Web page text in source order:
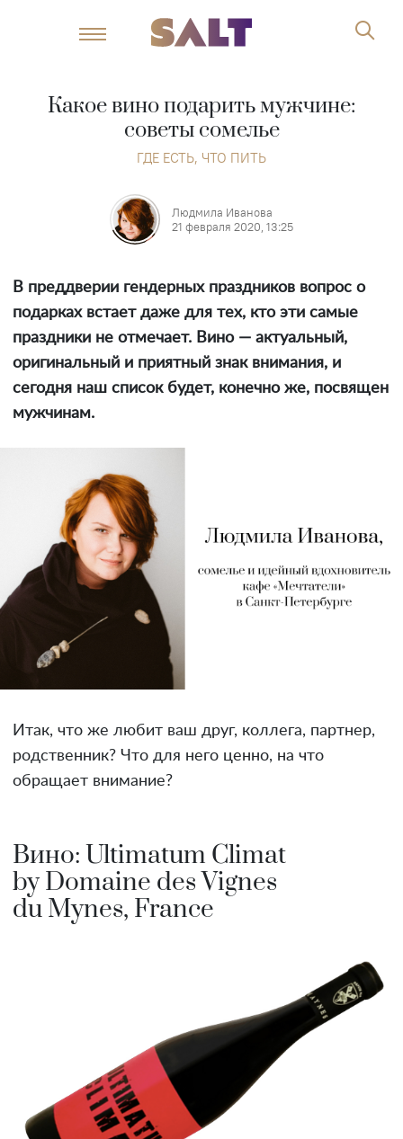
Какое вино подарить мужчине:
советы сомелье
ГДЕ ЕСТЬ, ЧТО ПИТЬ
Людмила Иванова
21 февраля 2020, 13:25
В преддверии гендерных праздников вопрос о
подарках встает даже для тех, кто эти самые
праздники не отмечает. Вино — актуальный,
оригинальный и приятный знак внимания, и
сегодня наш список будет, конечно же, посвящен
мужчинам.
Итак, что же любит ваш друг, коллега, партнер,
родственник? Что для него ценно, на что
обращает внимание?
Вино: Ultimatum Climat
by Domaine des Vignes
du Mynes, France